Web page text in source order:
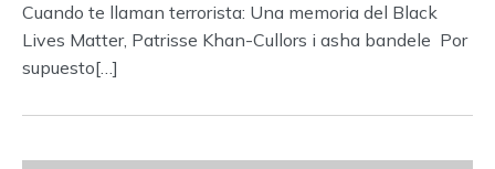
Cuando te llaman terrorista: Una memoria del Black
Lives Matter, Patrisse Khan-Cullors i asha bandele Por
supuesto[…]